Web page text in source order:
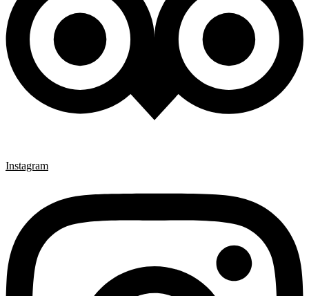
Instagram